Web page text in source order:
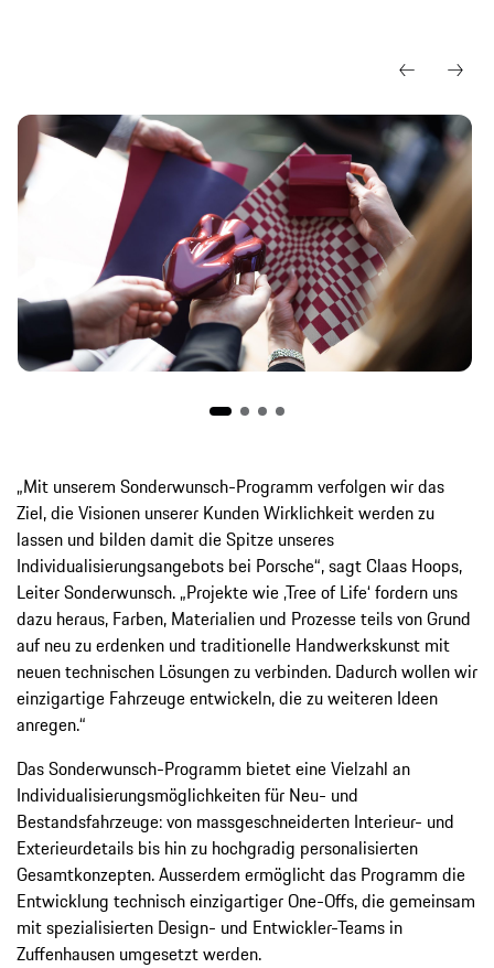
„Mit unserem Sonderwunsch-Programm verfolgen wir das
Ziel, die Visionen unserer Kunden Wirklichkeit werden zu
lassen und bilden damit die Spitze unseres
Individualisierungsangebots bei Porsche“, sagt Claas Hoops,
Leiter Sonderwunsch. „Projekte wie ‚Tree of Life‘ fordern uns
dazu heraus, Farben, Materialien und Prozesse teils von Grund
auf neu zu erdenken und traditionelle Handwerkskunst mit
neuen technischen Lösungen zu verbinden. Dadurch wollen wir
einzigartige Fahrzeuge entwickeln, die zu weiteren Ideen
anregen.“
Das Sonderwunsch-Programm bietet eine Vielzahl an
Individualisierungsmöglichkeiten für Neu- und
Bestandsfahrzeuge: von massgeschneiderten Interieur- und
Exterieurdetails bis hin zu hochgradig personalisierten
Gesamtkonzepten. Ausserdem ermöglicht das Programm die
Entwicklung technisch einzigartiger One-Offs, die gemeinsam
mit spezialisierten Design- und Entwickler-Teams in
Zuffenhausen umgesetzt werden.